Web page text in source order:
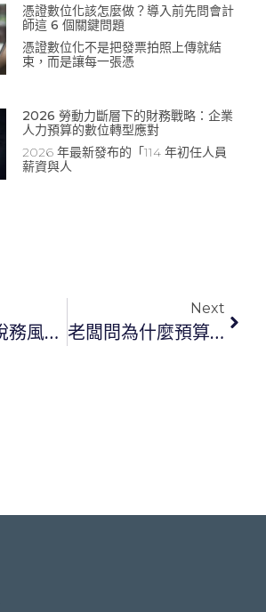
憑證數位化該怎麼做？導入前先問會計
師這 6 個關鍵問題
憑證數位化不是把發票拍照上傳就結
束，而是讓每一張憑
2026 勞動力斷層下的財務戰略：企業
人力預算的數位轉型應對
2026 年最新發布的「114 年初任人員
薪資與人
2026 最新稅務風險：5 個最容易被國稅局剔除的差旅費與交通費申報錯誤
Next
老闆問為什麼預算又爆了？怎麼讓各部門節省開支？企業卡額度與權限設計全攻略